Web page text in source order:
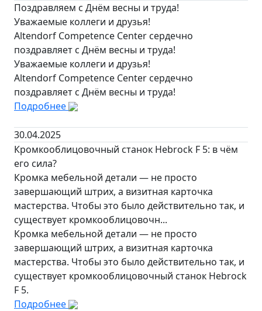
Поздравляем с Днём весны и труда!
Уважаемые коллеги и друзья!
Altendorf Competence Center сердечно
поздравляет с Днём весны и труда!
Уважаемые коллеги и друзья!
Altendorf Competence Center сердечно
поздравляет с Днём весны и труда!
Подробнее
30.04.2025
Кромкооблицовочный станок Hebrock F 5: в чём
его сила?
Кромка мебельной детали — не просто
завершающий штрих, а визитная карточка
мастерства. Чтобы это было действительно так, и
существует кромкооблицовочн...
Кромка мебельной детали — не просто
завершающий штрих, а визитная карточка
мастерства. Чтобы это было действительно так, и
существует кромкооблицовочный станок Hebrock
F 5.
Подробнее